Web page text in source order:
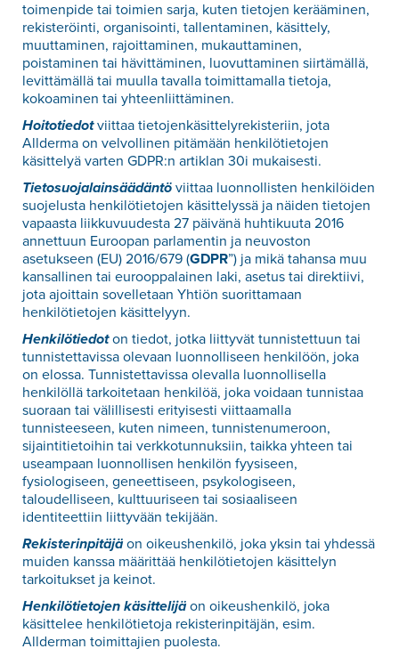
toimenpide tai toimien sarja, kuten tietojen kerääminen,
rekisteröinti, organisointi, tallentaminen, käsittely,
muuttaminen, rajoittaminen, mukauttaminen,
poistaminen tai hävittäminen, luovuttaminen siirtämällä,
levittämällä tai muulla tavalla toimittamalla tietoja,
kokoaminen tai yhteenliittäminen.
Hoitotiedotviittaa tietojenkäsittelyrekisteriin, jota
Allderma on velvollinen pitämään henkilötietojen
käsittelyä varten GDPR:n artiklan 30i mukaisesti.
Tietosuojalainsäädäntö viittaa luonnollisten henkilöiden
suojelusta henkilötietojen käsittelyssä ja näiden tietojen
vapaasta liikkuvuudesta 27 päivänä huhtikuuta 2016
annettuun Euroopan parlamentin ja neuvoston
asetukseen (EU) 2016/679 (GDPR”) ja mikä tahansa muu
kansallinen tai eurooppalainen laki, asetus tai direktiivi,
jota ajoittain sovelletaan Yhtiön suorittamaan
henkilötietojen käsittelyyn.
Henkilötiedot on tiedot, jotka liittyvät tunnistettuun tai
tunnistettavissa olevaan luonnolliseen henkilöön, joka
on elossa. Tunnistettavissa olevalla luonnollisella
henkilöllä tarkoitetaan henkilöä, joka voidaan tunnistaa
suoraan tai välillisesti erityisesti viittaamalla
tunnisteeseen, kuten nimeen, tunnistenumeroon,
sijaintitietoihin tai verkkotunnuksiin, taikka yhteen tai
useampaan luonnollisen henkilön fyysiseen,
fysiologiseen, geneettiseen, psykologiseen,
taloudelliseen, kulttuuriseen tai sosiaaliseen
identiteettiin liittyvään tekijään.
Rekisterinpitäjä on oikeushenkilö, joka yksin tai yhdessä
muiden kanssa määrittää henkilötietojen käsittelyn
tarkoitukset ja keinot.
Henkilötietojen käsittelijäon oikeushenkilö, joka
käsittelee henkilötietoja rekisterinpitäjän, esim.
Allderman toimittajien puolesta.